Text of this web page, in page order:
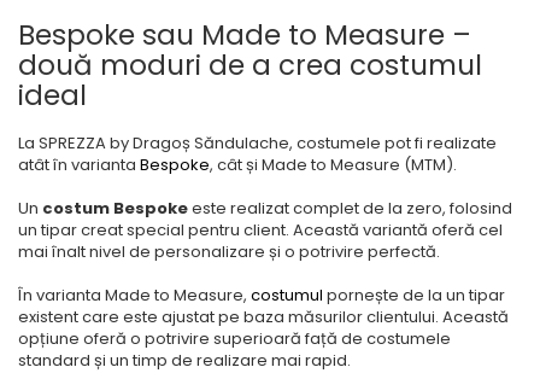
Bespoke sau Made to Measure –
două moduri de a crea costumul
ideal
La SPREZZA by Dragoș Săndulache, costumele pot fi realizate
atât în varianta Bespoke, cât și Made to Measure (MTM).
Un costum Bespokeeste realizat complet de la zero, folosind
un tipar creat special pentru client. Această variantă oferă cel
mai înalt nivel de personalizare și o potrivire perfectă.
În varianta Made to Measure, costumul pornește de la un tipar
existent care este ajustat pe baza măsurilor clientului. Această
opțiune oferă o potrivire superioară față de costumele
standard și un timp de realizare mai rapid.